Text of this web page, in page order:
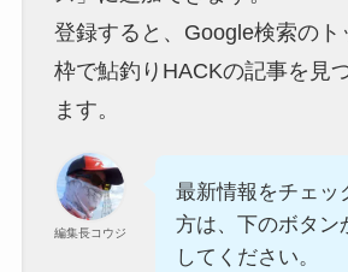
登録すると、Google検索のト
枠で鮎釣りHACKの記事を見
ます。
編集長コウジ
最新情報をチェッ
方は、下のボタン
してください。